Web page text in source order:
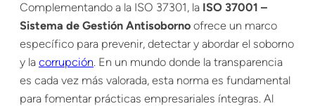
Complementando a la ISO 37301, la ISO 37001 –
Sistema de Gestión Antisoborno ofrece un marco
específico para prevenir, detectar y abordar el soborno
y la corrupción. En un mundo donde la transparencia
es cada vez más valorada, esta norma es fundamental
para fomentar prácticas empresariales íntegras. Al